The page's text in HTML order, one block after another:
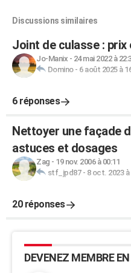
Discussions similaires
Joint de culasse :
Jo-Manix - 24 mai 2022 à
Domino- 6 août 2025 à
6 réponses
Nettoyer une façade
astuces et dosages
Zag - 19 nov. 2006 à 00:11
stf_jpd87- 8 oct. 2023 à
20 réponses
DEVENEZ MEMBRE